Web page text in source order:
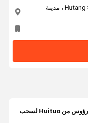
Hutang Science & Technology Industrial Park A2 ، مدينة
آلة السد الأوتوماتيكية ذات 8 رؤوس من Huituo لسحب